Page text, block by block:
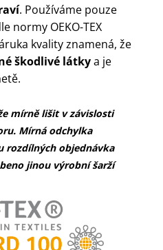
. Používáme pouze
normy OEKO-TEX
kvality znamená, že
škodlivé látkya je
mírně lišit v závislosti
Mírná odchylka
rozdílných objednávka
jinou výrobní šarží